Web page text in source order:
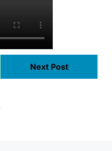
Next Post